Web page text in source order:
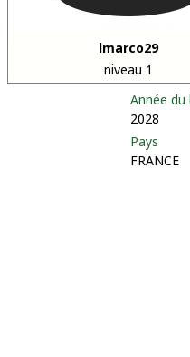
lmarco29
niveau 1
Année du
2028
Pays
FRANCE